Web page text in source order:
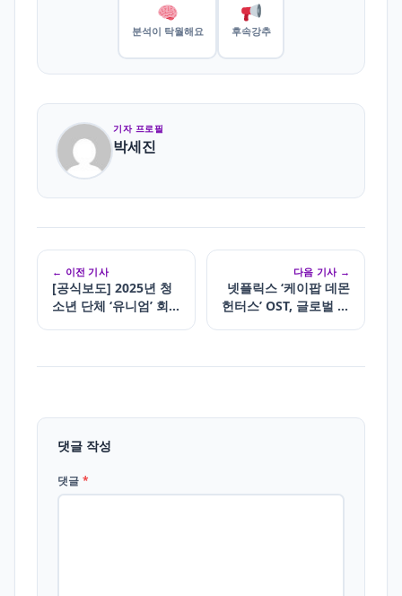
분석이 탁월해요 후속강추
기자 프로필
박세진
← 이전 기사
[공식보도] 2025년 청
소년 단체 ‘유니엄’ 회
다음 기사 →
넷플릭스 ‘케이팝 데몬
헌터스’ OST, 글로벌 차
댓글 작성
댓글 *